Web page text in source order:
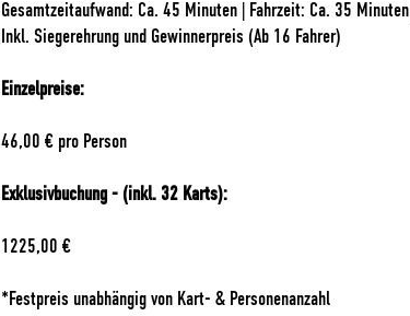
Gesamtzeitaufwand: Ca. 45 Minuten | Fahrzeit: Ca. 35 Minuten
Inkl. Siegerehrung und Gewinnerpreis (Ab 16 Fahrer)
Einzelpreise:
46,00 € pro Person
Exklusivbuchung - (inkl. 32 Karts):
1225,00 €
*Festpreis unabhängig von Kart- & Personenanzahl